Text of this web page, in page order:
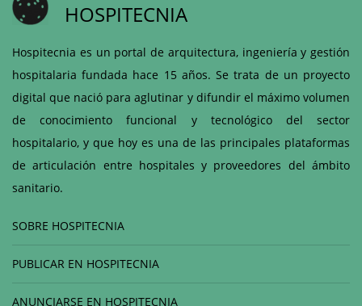
HOSPITECNIA
Hospitecnia es un portal de arquitectura, ingeniería y gestión
hospitalaria fundada hace 15 años. Se trata de un proyecto
digital que nació para aglutinar y difundir el máximo volumen
de conocimiento funcional y tecnológico del sector
hospitalario, y que hoy es una de las principales plataformas
de articulación entre hospitales y proveedores del ámbito
sanitario.
SOBRE HOSPITECNIA
PUBLICAR EN HOSPITECNIA
ANUNCIARSE EN HOSPITECNIA